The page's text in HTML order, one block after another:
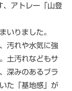
、アトレー「山登
いりました。
汚れや水気に強
土汚れなどもサ
深みのあるブラ
た「基地感」が